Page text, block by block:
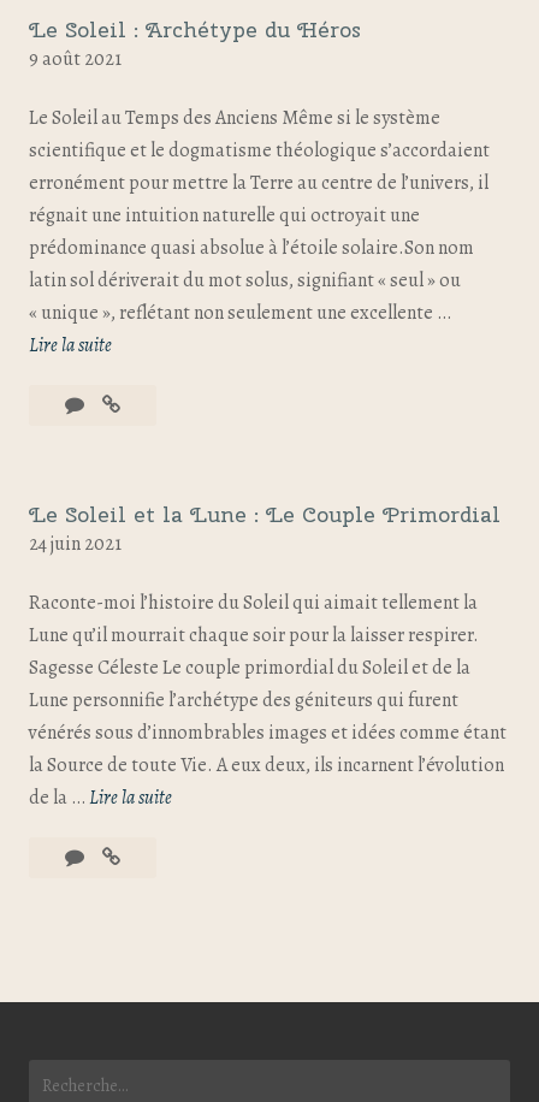
Le Soleil : Archétype du Héros
9 août 2021
Le Soleil au Temps des Anciens Même si le système
scientifique et le dogmatisme théologique s’accordaient
erronément pour mettre la Terre au centre de l’univers, il
régnait une intuition naturelle qui octroyait une
prédominance quasi absolue à l’étoile solaire.Son nom
latin sol dériverait du mot solus, signifiant « seul » ou
« unique », reflétant non seulement une excellente …
Lire la suite
Le Soleil et la Lune : Le Couple Primordial
24 juin 2021
Raconte-moi l’histoire du Soleil qui aimait tellement la
Lune qu’il mourrait chaque soir pour la laisser respirer.
Sagesse Céleste Le couple primordial du Soleil et de la
Lune personnifie l’archétype des géniteurs qui furent
vénérés sous d’innombrables images et idées comme étant
la Source de toute Vie. A eux deux, ils incarnent l’évolution
de la …Lire la suite